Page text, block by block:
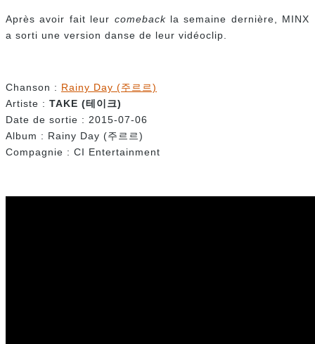
Après avoir fait leur comebackla semaine dernière, MINX
a sorti une version danse de leur vidéoclip.
Chanson : Rainy Day (주르르)
Artiste : TAKE (테이크)
Date de sortie : 2015-07-06
Album : Rainy Day (주르르)
Compagnie : CI Entertainment